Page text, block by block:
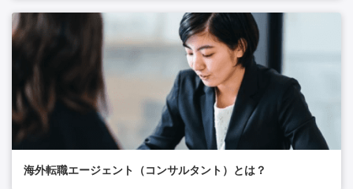
海外転職エージェント（コンサルタント）とは？